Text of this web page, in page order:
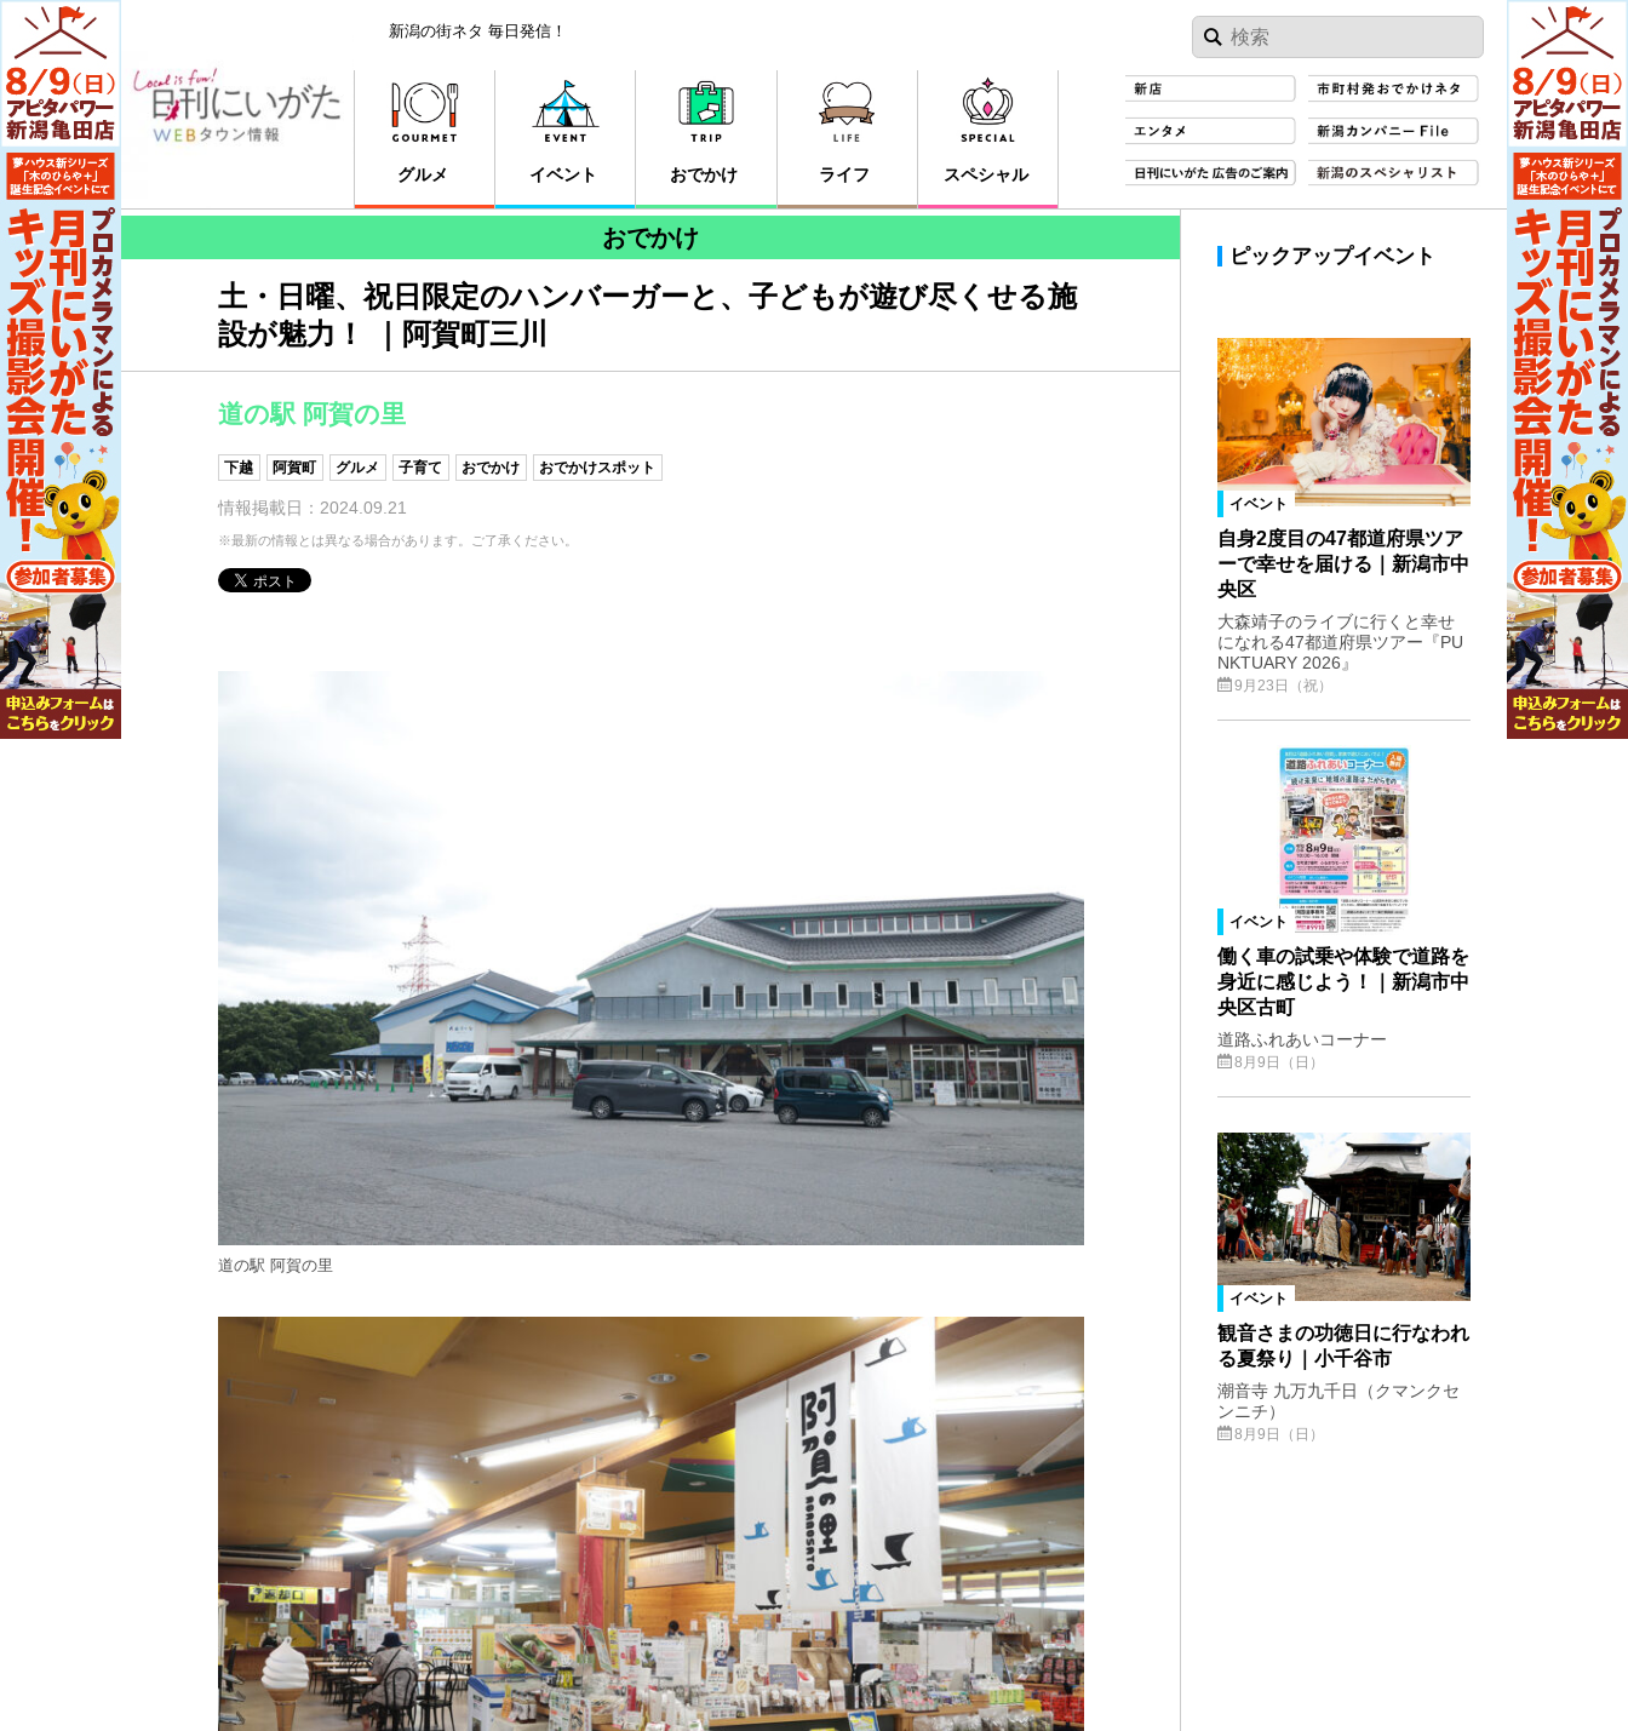
新潟の街ネタ 毎日発信！
グルメ イベント おでかけ ライフ スペシャル
おでかけ
土・日曜、祝日限定のハンバーガーと、子どもが遊び尽くせる施
設が魅力！ ｜阿賀町三川
道の駅 阿賀の里
下越 阿賀町 グルメ 子育て おでかけ おでかけスポット
情報掲載日：2024.09.21
※最新の情報とは異なる場合があります。ご了承ください。
道の駅 阿賀の里
ピックアップイベント
イベント
自身2度目の47都道府県ツア
ーで幸せを届ける｜新潟市中
央区
大森靖子のライブに行くと幸せ
になれる47都道府県ツアー『PU
NKTUARY 2026』
9月23日（祝）
イベント
働く車の試乗や体験で道路を
身近に感じよう！｜新潟市中
央区古町
道路ふれあいコーナー
8月9日（日）
イベント
観音さまの功徳日に行なわれ
る夏祭り｜小千谷市
潮音寺 九万九千日（クマンクセ
ンニチ）
8月9日（日）